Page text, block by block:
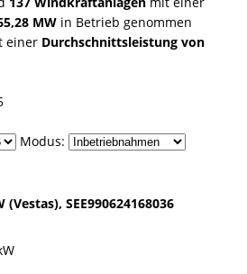
MW in Betrieb genommen
einer Durchschnittsleistung von
Modus:
SEE990624168036